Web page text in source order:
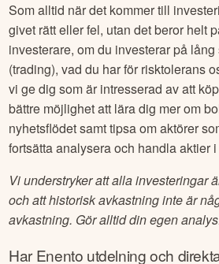
Som alltid när det kommer till
givet rätt eller fel, utan det beror helt
investerare, om du investerar på
(trading), vad du har för risktolerans
vi ge dig som är intresserad av att
bättre möjlighet att lära dig mer om
nyhetsflödet samt tipsa om aktörer
fortsätta analysera och handla aktier i
Vi understryker att alla investeringar
och att historisk avkastning inte är
avkastning. Gör alltid din egen
HarEnento utdelning och